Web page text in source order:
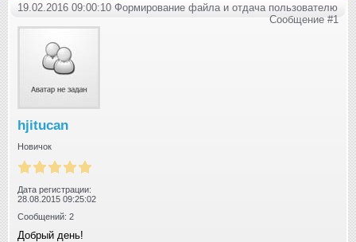
19.02.2016 09:00:10 Формирование файла и отдача пользователю
Сообщение #1
hjitucan
Новичок
Дата регистрации:
28.08.2015 09:25:02
Сообщений: 2
Добрый день!